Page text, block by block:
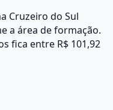
Cruzeiro do Sul
a área de formação.
fica entre R$ 101,92